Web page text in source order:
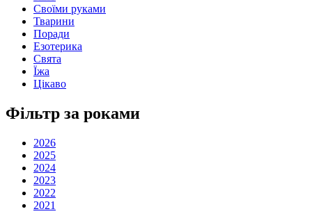
Своїми руками
Тварини
Поради
Езотерика
Свята
Їжа
Цікаво
Фільтр за роками
2026
2025
2024
2023
2022
2021